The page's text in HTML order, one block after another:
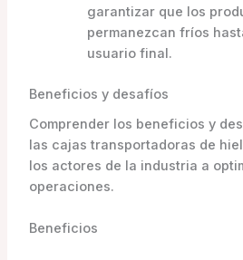
garantizar que los
permanezcan fríos
usuario final.
Beneficios y desafíos
Comprender los beneficios y
las cajas transportadoras de
los actores de la industria a
operaciones.
Beneficios